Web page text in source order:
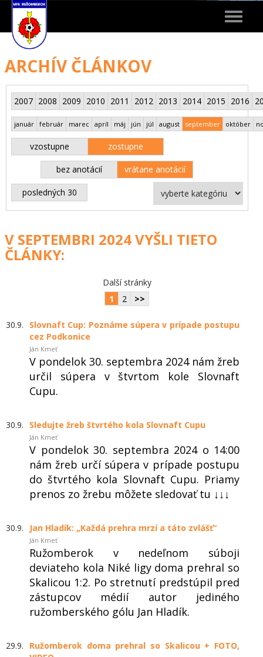
Toggle
ARCHÍV ČLÁNKOV
2007 2008 2009 2010 2011 2012 2013 2014 2015 2016
január február marec apríl máj jún júl august september október
vzostupne zostupne
bez anotácií vrátane anotácií
posledných 30
V SEPTEMBRI 2024 VYŠLI TIETO
ČLÁNKY:
Další stránky
1
2 >>
30.9.
Slovnaft Cup: Poznáme súpera v prípade postupu
cez Podkonice
Ján Kmeť
V pondelok 30. septembra 2024 nám žreb
určil súpera v štvrtom kole Slovnaft
Cupu.
30.9. Sledujte žreb štvrtého kola Slovnaft Cupu
Ján Kmeť
V pondelok 30. septembra 2024 o 14:00
nám žreb určí súpera v prípade postupu
do štvrtého kola Slovnaft Cupu. Priamy
prenos zo žrebu môžete sledovať tu ↓↓↓
30.9. Jan Hladík: „Každá prehra mrzí a táto zvlášť“
Ján Kmeť
Ružomberok v nedeľnom súboji
deviateho kola Niké ligy doma prehral so
Skalicou 1:2. Po stretnutí predstúpil pred
zástupcov médií autor jediného
ružomberského gólu Jan Hladík.
29.9.
Ružomberok doma prehral so Skalicou + FOTO,